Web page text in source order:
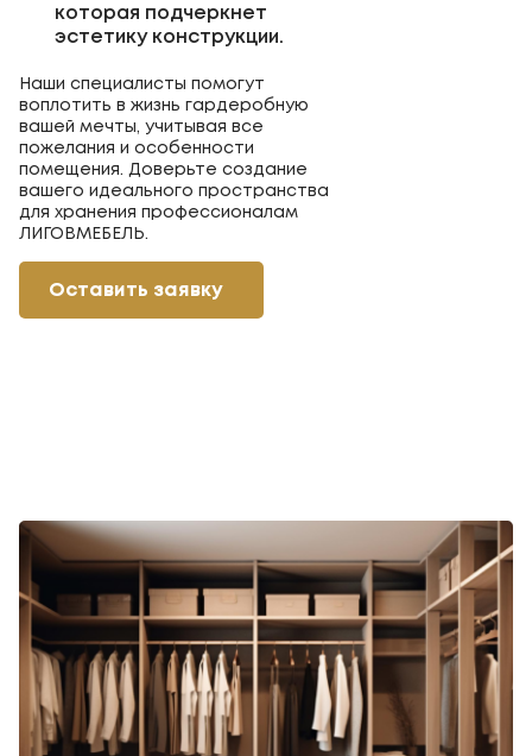
которая подчеркнет
эстетику конструкции.
Наши специалисты помогут
воплотить в жизнь гардеробную
вашей мечты, учитывая все
пожелания и особенности
помещения. Доверьте создание
вашего идеального пространства
для хранения профессионалам
ЛИГОВМЕБЕЛЬ.
Оставить заявку